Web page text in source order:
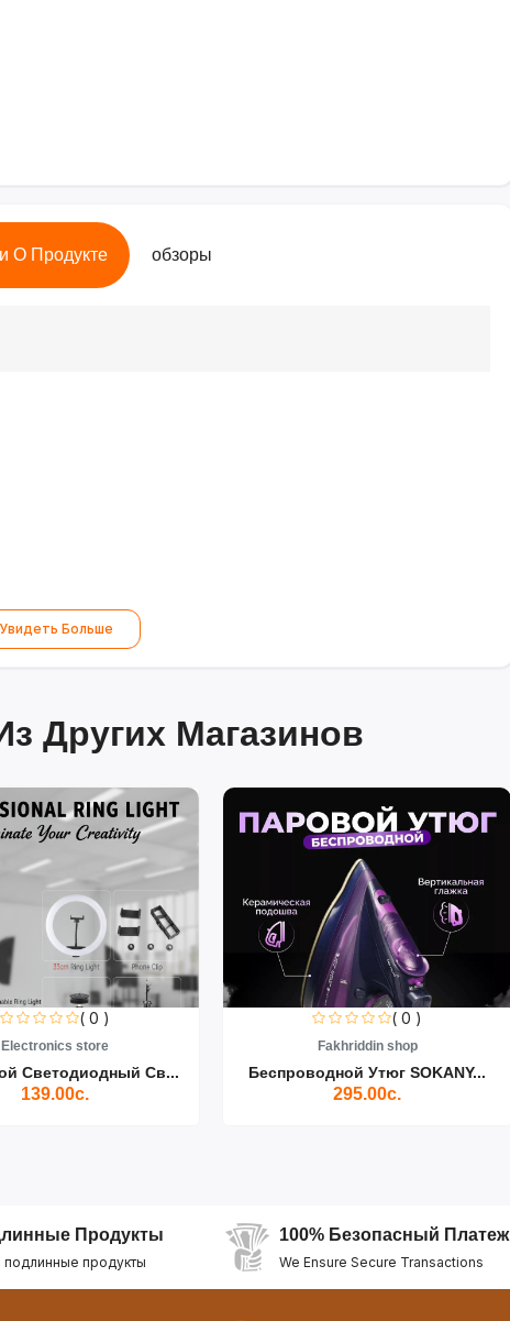
О Продукте обзоры
Увидеть Больше
Других Магазинов
( 0 )
Electronics store
Светодиодный Св...
139.00с.
( 0 )
Fakhriddin shop
Беспроводной Утюг SOKANY...
295.00с.
Продукты
подлинные продукты
100% Безопасный Платеж
We Ensure Secure Transactions